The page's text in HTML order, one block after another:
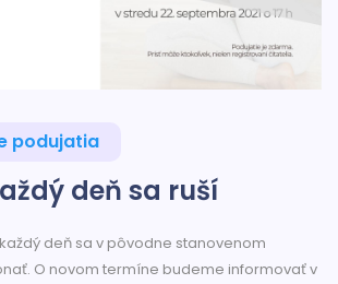
podujatia
deň sa ruší
deň sa v pôvodne stanovenom
O novom termíne budeme informovať v